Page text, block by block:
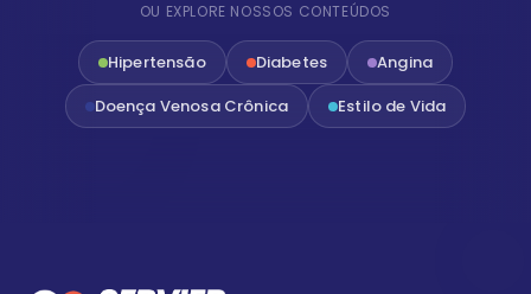
OU EXPLORE NOSSOS CONTEÚDOS
Hipertensão Diabetes
Angina
Doença Venosa Crônica
Estilo de Vida